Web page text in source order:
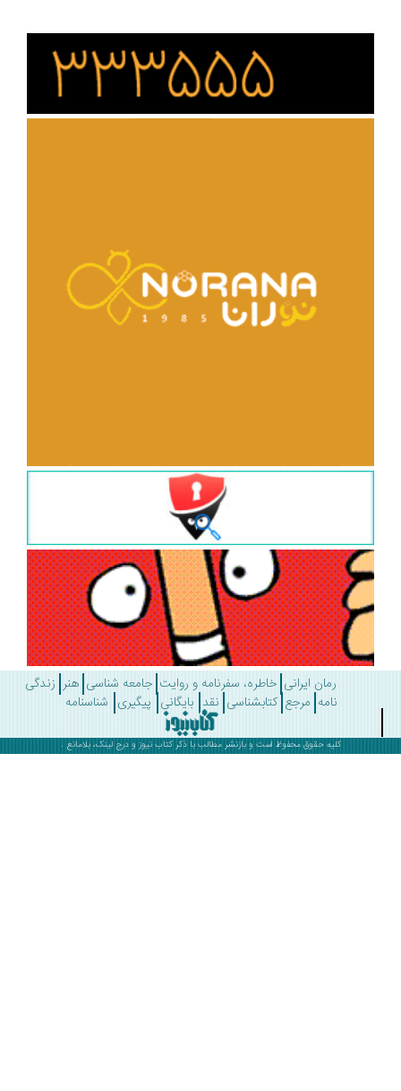
رمان ایرانی خاطره، سفرنامه و روایت جامعه شناسی هنر زندگی
مرجع کتابشناسی نقد بایگانی پیگیری شناسنامه
کلیه حقوق محفوظ است و بازنشر مطالب با ذکرکتاب نیوز و درج لینک، بلامانع .